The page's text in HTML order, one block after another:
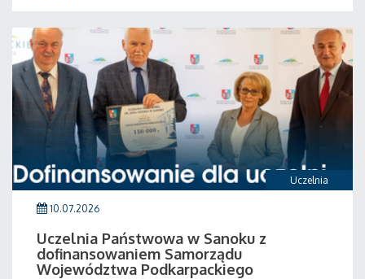
Uczelnia
10.07.2026
Uczelnia Państwowa w Sanoku z
dofinansowaniem Samorządu
Województwa Podkarpackiego